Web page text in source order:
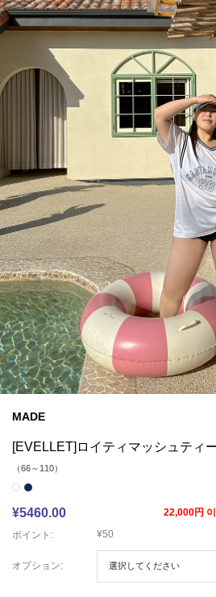
MADE
[EVELLET]ロイティマッシュティ
（66～110）
¥5460.00
22,000円
ポイント:
¥50
オプション: